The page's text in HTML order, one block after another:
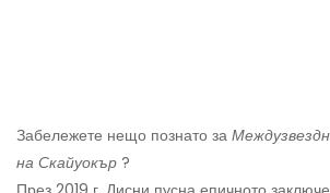
Забележете нещо познато за
на Скайуокър ?